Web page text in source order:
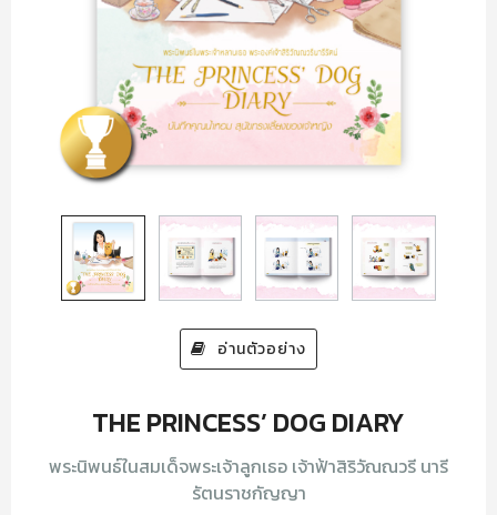
อ่านตัวอย่าง
THE PRINCESS’ DOG DIARY
พระนิพนธ์ในสมเด็จพระเจ้าลูกเธอ เจ้าฟ้าสิริวัณณวรี นารี
รัตนราชกัญญา